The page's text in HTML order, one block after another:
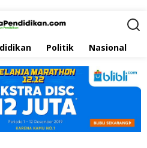
Politik Nasional